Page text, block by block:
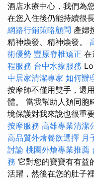
酒店水療中心，我們為
在您入住後仍能持續很
網路行銷策略顧問 產婦
精神煥發、精神煥發。
術優勢 豐原脊椎矯正 在
程服務 台中水療服務
中居家清潔專家 如何辦
按摩師不僅用雙手，還
體。 當我幫助人類同胞
境保護對我來說也很重
按摩服務 高雄專業清潔
高品質外燴餐飲選擇 月
討論 桃園外燴專業推薦
務 它對您的寶寶有有益
活躍，然後在您的肚子